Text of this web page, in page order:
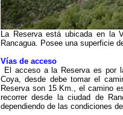
La Reserva está ubicada en la
Rancagua. Posee una superficie
Vías de acceso
El acceso a la Reserva es por
Coya, desde debe tomar el
Reserva son 15 Km., el camino
recorrer desde la ciudad de
dependiendo de las condiciones